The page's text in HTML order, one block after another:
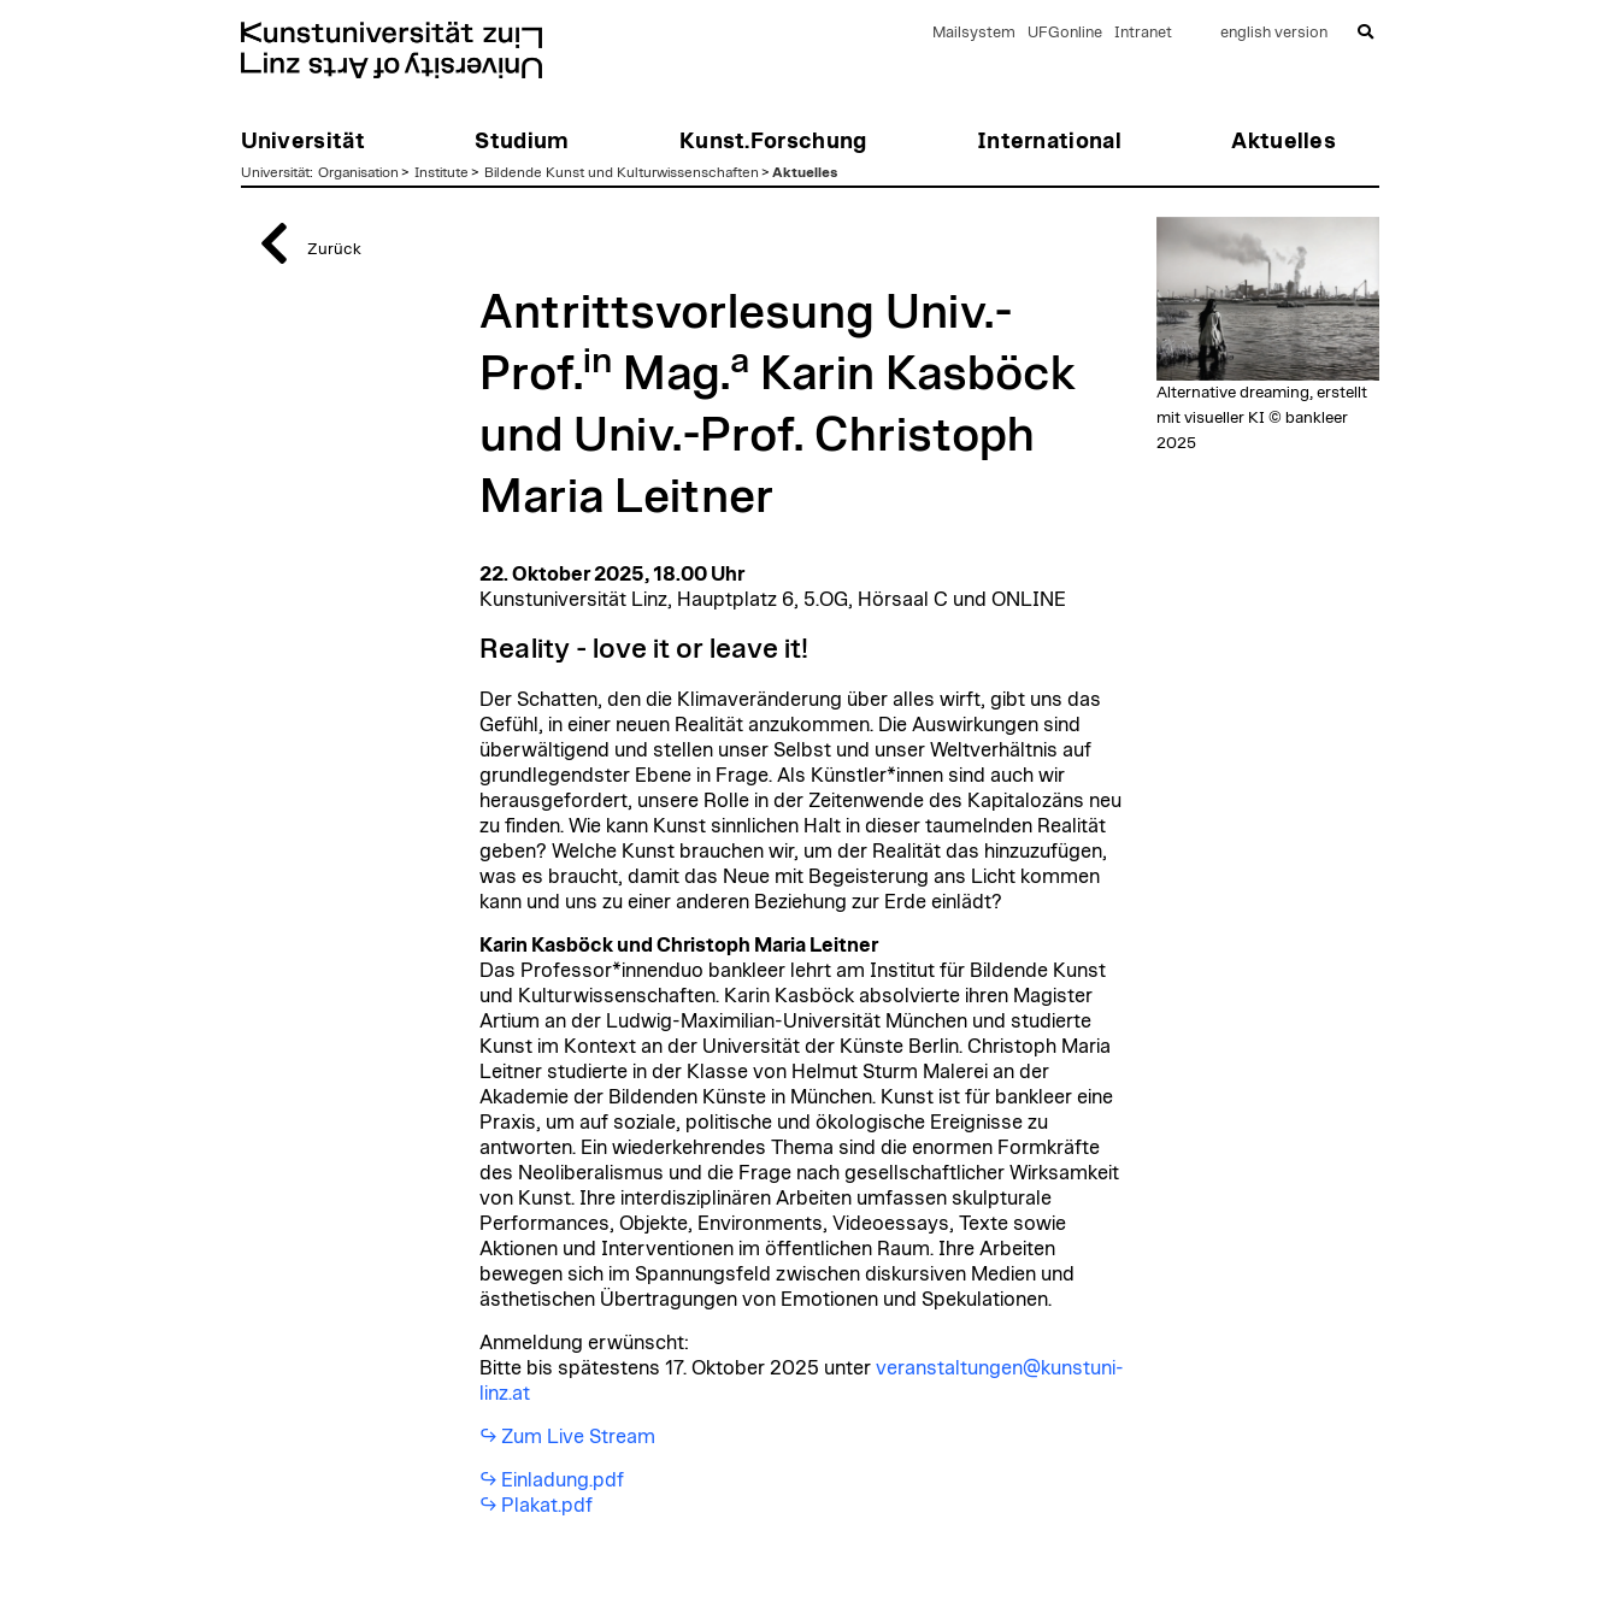
Universität Studium Kunst.Forschung International Aktuelles
Mailsystem UFGonline Intranet english version
Universität: Organisation > Institute > Bildende Kunst und Kulturwissenschaften > Aktuelles
Zurück
Antrittsvorlesung Univ.-
Prof.in Mag.a Karin Kasböck
und Univ.-Prof. Christoph
Maria Leitner
22. Oktober 2025, 18.00 Uhr
Kunstuniversität Linz, Hauptplatz 6, 5.OG, Hörsaal C und ONLINE
Reality - love it or leave it!
Der Schatten, den die Klimaveränderung über alles wirft, gibt uns das
Gefühl, in einer neuen Realität anzukommen. Die Auswirkungen sind
überwältigend und stellen unser Selbst und unser Weltverhältnis auf
grundlegendster Ebene in Frage. Als Künstler*innen sind auch wir
herausgefordert, unsere Rolle in der Zeitenwende des Kapitalozäns neu
zu finden. Wie kann Kunst sinnlichen Halt in dieser taumelnden Realität
geben? Welche Kunst brauchen wir, um der Realität das hinzuzufügen,
was es braucht, damit das Neue mit Begeisterung ans Licht kommen
kann und uns zu einer anderen Beziehung zur Erde einlädt?
Karin Kasböck und Christoph Maria Leitner
Das Professor*innenduo bankleer lehrt am Institut für Bildende Kunst
und Kulturwissenschaften. Karin Kasböck absolvierte ihren Magister
Artium an der Ludwig-Maximilian-Universität München und studierte
Kunst im Kontext an der Universität der Künste Berlin. Christoph Maria
Leitner studierte in der Klasse von Helmut Sturm Malerei an der
Akademie der Bildenden Künste in München. Kunst ist für bankleer eine
Praxis, um auf soziale, politische und ökologische Ereignisse zu
antworten. Ein wiederkehrendes Thema sind die enormen Formkräfte
des Neoliberalismus und die Frage nach gesellschaftlicher Wirksamkeit
von Kunst. Ihre interdisziplinären Arbeiten umfassen skulpturale
Performances, Objekte, Environments, Videoessays, Texte sowie
Aktionen und Interventionen im öffentlichen Raum. Ihre Arbeiten
bewegen sich im Spannungsfeld zwischen diskursiven Medien und
ästhetischen Übertragungen von Emotionen und Spekulationen.
Anmeldung erwünscht:
Bitte bis spätestens 17. Oktober 2025 unter veranstaltungen@kunstuni-
linz.at
Zum Live Stream
Einladung.pdf
Plakat.pdf
Alternative dreaming, erstellt
mit visueller KI © bankleer
2025